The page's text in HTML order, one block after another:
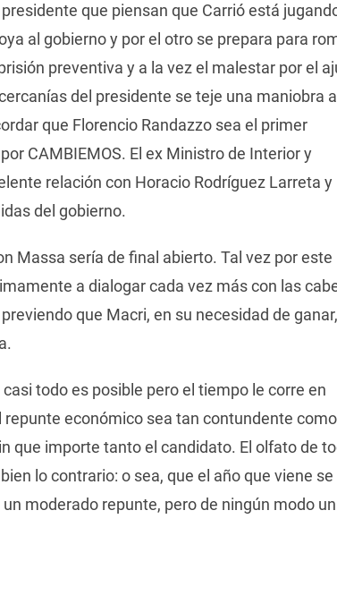
que piensan que Carrió está
al gobierno y por el otro se prepara para
preventiva y a la vez el malestar por el
del presidente se teje una maniobra
que Florencio Randazzo sea el primer
CAMBIEMOS. El ex Ministro de Interior y
relación con Horacio Rodríguez Larreta y
del gobierno.
Massa sería de final abierto. Tal vez por este
a dialogar cada vez más con las
que Macri, en su necesidad de
todo es posible pero el tiempo le corre en
repunte económico sea tan contundente
que importe tanto el candidato. El olfato de
lo contrario: o sea, que el año que viene se
moderado repunte, pero de ningún modo un